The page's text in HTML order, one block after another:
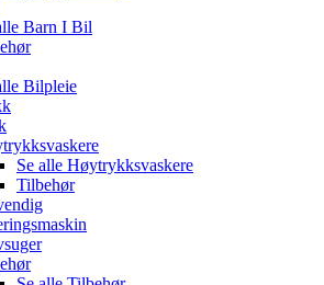
Barn I Bil
Bilpleie
Se alle Høytrykksvaskere
Tilbehør